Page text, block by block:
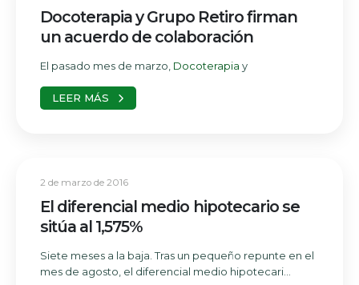
Docoterapia y Grupo Retiro firman
un acuerdo de colaboración
El pasado mes de marzo, Docoterapia y
LEER MÁS
2 de marzo de 2016
El diferencial medio hipotecario se
sitúa al 1,575%
Siete meses a la baja. Tras un pequeño repunte en el
mes de agosto, el diferencial medio hipotecari...